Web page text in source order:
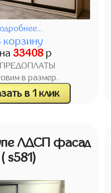
корзину
33408р
в размер.
в 1 клик
ЛДСП фасад
( s581)